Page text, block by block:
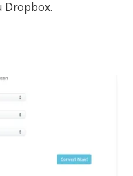
Dropbox.